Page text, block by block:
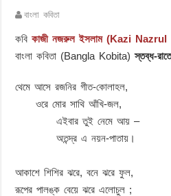
বাংলা কবিতা
কবিকাজী নজরুল ইসলাম (Kazi
বাংলা কবিতা (Bangla Kobita)স্তব্ধ-
থেমে আসে রজনির গীত-কোলাহল,
ওরে মোর সাথি আঁখি-জল,
এইবার তুই নেমে আয় –
অতন্দ্র এ নয়ন-পাতায়।
আকাশে শিশির ঝরে, বনে ঝরে ফুল,
রূপের পালঙ্ক বেয়ে ঝরে এলোচুল ;